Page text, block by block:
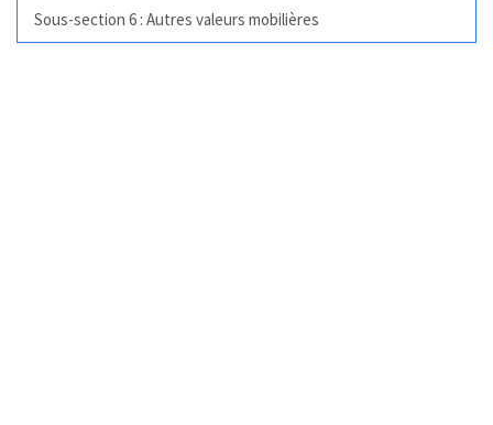
Sous-section 6 : Autres valeurs mobilières